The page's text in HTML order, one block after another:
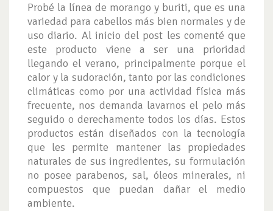
Probé la línea de morango y buriti, que es una
variedad para cabellos más bien normales y de
uso diario. Al inicio del post les comenté que
este producto viene a ser una prioridad
llegando el verano, principalmente porque el
calor y la sudoración, tanto por las condiciones
climáticas como por una actividad física más
frecuente, nos demanda lavarnos el pelo más
seguido o derechamente todos los días. Estos
productos están diseñados con la tecnología
que les permite mantener las propiedades
naturales de sus ingredientes, su formulación
no posee parabenos, sal, óleos minerales, ni
compuestos que puedan dañar el medio
ambiente.